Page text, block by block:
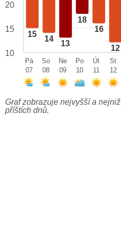
15
14
13
18
16
12
20
15
10
Pá
07
So
08
Ne
09
Po
10
Út
11
St
12
Graf zobrazuje nejvyšší a
příštích dnů.